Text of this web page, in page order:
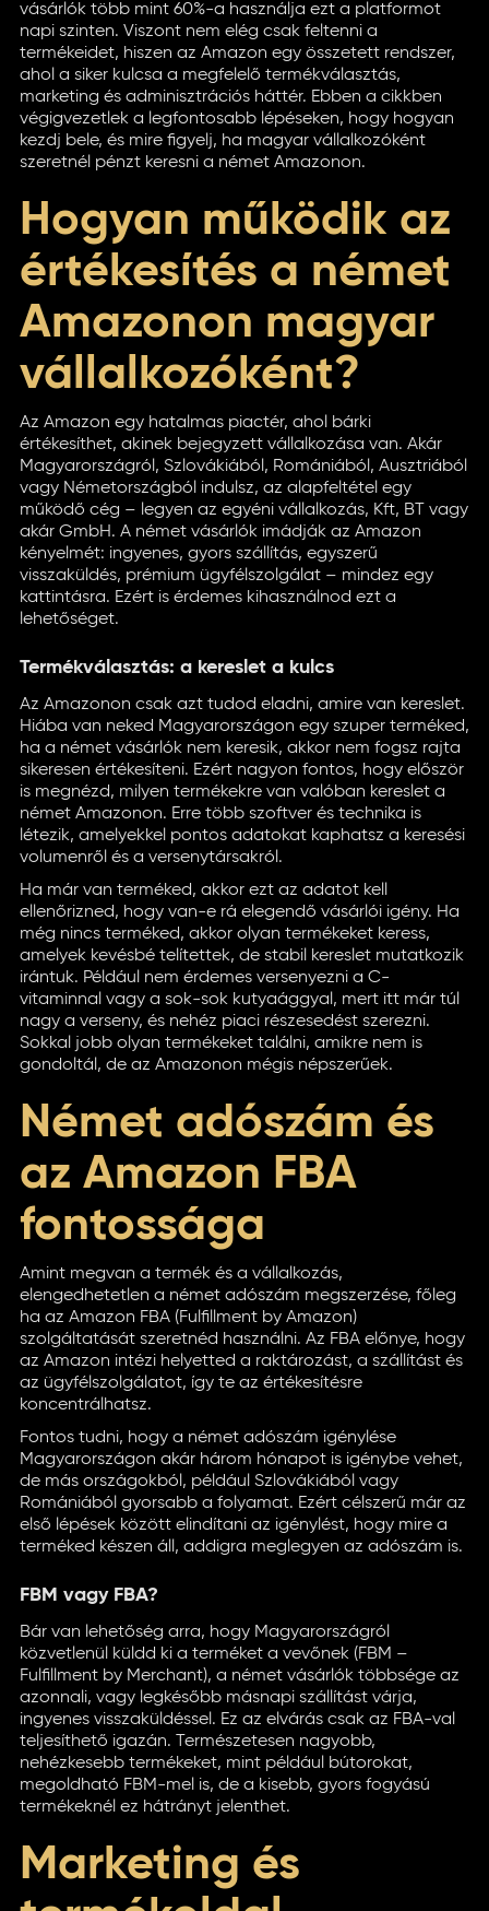
vásárlók több mint 60%-a használja ezt a platformot
napi szinten. Viszont nem elég csak feltenni a
termékeidet, hiszen az Amazon egy összetett rendszer,
ahol a siker kulcsa a megfelelő termékválasztás,
marketing és adminisztrációs háttér. Ebben a cikkben
végigvezetlek a legfontosabb lépéseken, hogy hogyan
kezdj bele, és mire figyelj, ha magyar vállalkozóként
szeretnél pénzt keresni a német Amazonon.
Hogyan működik az
értékesítés a német
Amazonon magyar
vállalkozóként?
Az Amazon egy hatalmas piactér, ahol bárki
értékesíthet, akinek bejegyzett vállalkozása van. Akár
Magyarországról, Szlovákiából, Romániából, Ausztriából
vagy Németországból indulsz, az alapfeltétel egy
működő cég – legyen az egyéni vállalkozás, Kft, BT vagy
akár GmbH. A német vásárlók imádják az Amazon
kényelmét: ingyenes, gyors szállítás, egyszerű
visszaküldés, prémium ügyfélszolgálat – mindez egy
kattintásra. Ezért is érdemes kihasználnod ezt a
lehetőséget.
Termékválasztás: a kereslet a kulcs
Az Amazonon csak azt tudod eladni, amire van kereslet.
Hiába van neked Magyarországon egy szuper terméked,
ha a német vásárlók nem keresik, akkor nem fogsz rajta
sikeresen értékesíteni. Ezért nagyon fontos, hogy először
is megnézd, milyen termékekre van valóban kereslet a
német Amazonon. Erre több szoftver és technika is
létezik, amelyekkel pontos adatokat kaphatsz a keresési
volumenről és a versenytársakról.
Ha már van terméked, akkor ezt az adatot kell
ellenőrizned, hogy van-e rá elegendő vásárlói igény. Ha
még nincs terméked, akkor olyan termékeket keress,
amelyek kevésbé telítettek, de stabil kereslet mutatkozik
irántuk. Például nem érdemes versenyezni a C-
vitaminnal vagy a sok-sok kutyaággyal, mert itt már túl
nagy a verseny, és nehéz piaci részesedést szerezni.
Sokkal jobb olyan termékeket találni, amikre nem is
gondoltál, de az Amazonon mégis népszerűek.
Német adószám és
az Amazon FBA
fontossága
Amint megvan a termék és a vállalkozás,
elengedhetetlen a német adószám megszerzése, főleg
ha az Amazon FBA (Fulfillment by Amazon)
szolgáltatását szeretnéd használni. Az FBA előnye, hogy
az Amazon intézi helyetted a raktározást, a szállítást és
az ügyfélszolgálatot, így te az értékesítésre
koncentrálhatsz.
Fontos tudni, hogy a német adószám igénylése
Magyarországon akár három hónapot is igénybe vehet,
de más országokból, például Szlovákiából vagy
Romániából gyorsabb a folyamat. Ezért célszerű már az
első lépések között elindítani az igénylést, hogy mire a
terméked készen áll, addigra meglegyen az adószám is.
FBM vagy FBA?
Bár van lehetőség arra, hogy Magyarországról
közvetlenül küldd ki a terméket a vevőnek (FBM –
Fulfillment by Merchant), a német vásárlók többsége az
azonnali, vagy legkésőbb másnapi szállítást várja,
ingyenes visszaküldéssel. Ez az elvárás csak az FBA-val
teljesíthető igazán. Természetesen nagyobb,
nehézkesebb termékeket, mint például bútorokat,
megoldható FBM-mel is, de a kisebb, gyors fogyású
termékeknél ez hátrányt jelenthet.
Marketing és